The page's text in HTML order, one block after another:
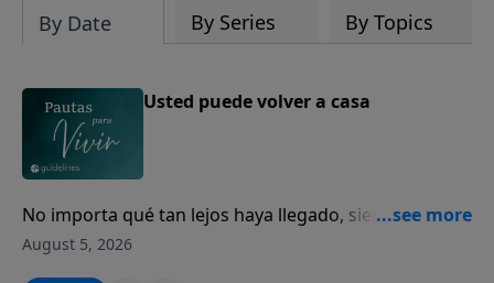
By Date By Series By Topics
Usted puede volver a casa
No importa qué tan lejos haya llegado, siempre
puede volver a casa con Dios.
August 5, 2026